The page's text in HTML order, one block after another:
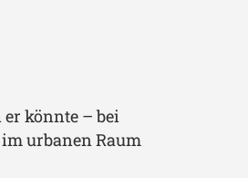
könnte – bei
urbanen Raum